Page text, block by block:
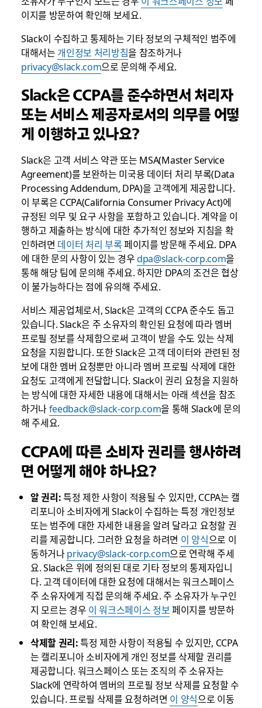
이지를 방문하여 확인해 보세요.
Slack이 수집하고 통제하는 기타 정보의 구체적인 범주에
대해서는 개인정보 처리방침을 참조하거나
privacy@slack.com으로 문의해 주세요.
Slack은 CCPA를 준수하면서 처리자
또는 서비스 제공자로서의 의무를 어떻
게 이행하고 있나요?
Slack은 고객 서비스 약관 또는 MSA(Master Service
Agreement)를 보완하는 미국용 데이터 처리 부록(Data
Processing Addendum, DPA)을 고객에게 제공합니다.
이 부록은 CCPA(California Consumer Privacy Act)에
규정된 의무 및 요구 사항을 포함하고 있습니다. 계약을 이
행하고 제출하는 방식에 대한 추가적인 정보와 지침을 확
인하려면 데이터 처리 부록페이지를 방문해 주세요. DPA
에 대한 문의 사항이 있는 경우dpa@slack-corp.com을
통해 해당 팀에 문의해 주세요. 하지만 DPA의 조건은 협상
이 불가능하다는 점에 유의해 주세요.
서비스 제공업체로서, Slack은 고객의 CCPA 준수도 돕고
있습니다. Slack은 주 소유자의 확인된 요청에 따라 멤버
프로필 정보를 삭제함으로써 고객이 받을 수도 있는 삭제
요청을 지원합니다. 또한 Slack은 고객 데이터와 관련된 정
보에 대한 멤버 요청뿐만 아니라 멤버 프로필 삭제에 대한
요청도 고객에게 전달합니다. Slack이 권리 요청을 지원하
는 방식에 대한 자세한 내용에 대해서는 아래 섹션을 참조
하거나feedback@slack-corp.com을 통해 Slack에 문의
해 주세요.
CCPA에 따른 소비자 권리를 행사하려
면 어떻게 해야 하나요?
알 권리:특정 제한 사항이 적용될 수 있지만, CCPA는 캘
리포니아 소비자에게 Slack이 수집하는 특정 개인정보
또는 범주에 대한 자세한 내용을 알려 달라고 요청할 권
리를 제공합니다. 그러한 요청을 하려면 이 양식으로 이
동하거나privacy@slack-corp.com으로 연락해 주세
요. Slack은 위에 정의된 대로 기타 정보의 통제자입니
다. 고객 데이터에 대한 요청에 대해서는 워크스페이스
주 소유자에게 직접 문의해 주세요. 주 소유자가 누구인
지 모르는 경우 이 워크스페이스 정보 페이지를 방문하
여 확인해 보세요.
삭제할 권리:특정 제한 사항이 적용될 수 있지만, CCPA
는 캘리포니아 소비자에게 개인 정보를 삭제할 권리를
제공합니다. 워크스페이스 또는 조직의 주 소유자는
Slack에 연락하여 멤버의 프로필 정보 삭제를 요청할 수
있습니다. 프로필 삭제를 요청하려면 이 양식으로 이동